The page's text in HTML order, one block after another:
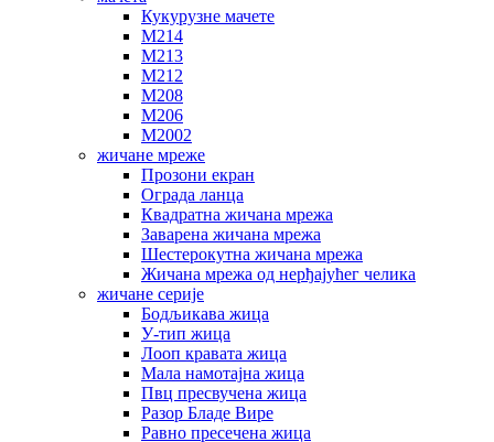
Кукурузне мачете
М214
М213
М212
М208
М206
М2002
жичане мреже
Прозони екран
Ограда ланца
Квадратна жичана мрежа
Заварена жичана мрежа
Шестерокутна жичана мрежа
Жичана мрежа од нерђајућег челика
жичане серије
Бодљикава жица
У-тип жица
Лооп кравата жица
Мала намотајна жица
Пвц пресвучена жица
Разор Бладе Вире
Равно пресечена жица